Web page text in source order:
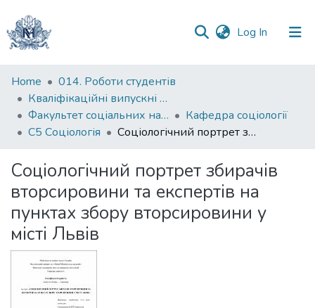
Log In (current)
Communities
&
Collections
All of DSpace
Statistics
Home
014. Роботи студентів
Кваліфікаційні випускні роботи здобувачів вищої освіти бакалаврських програм
Факультет соціальних наук і соціальних технологій
Кафедра соціології
С5 Соціологія
Соціологічний портрет збирачів вторсировини та експертів на пунктах збору вторсировини у місті Львів
Соціологічний портрет збирачів
вторсировини та експертів на
пунктах збору вторсировини у
місті Львів